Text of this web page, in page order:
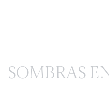
SOMBRAS